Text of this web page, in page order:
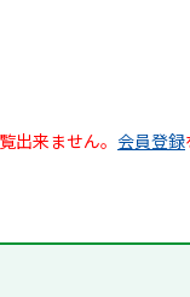
出来ません。 会員登録